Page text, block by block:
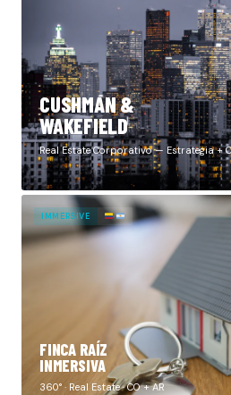
CUSHMAN &
WAKEFIELD
Real Estate Corporativo — Estrategia +
IMMERSIVE
FINCA RAÍZ
INMERSIVA
360° · Real Estate · CO + AR